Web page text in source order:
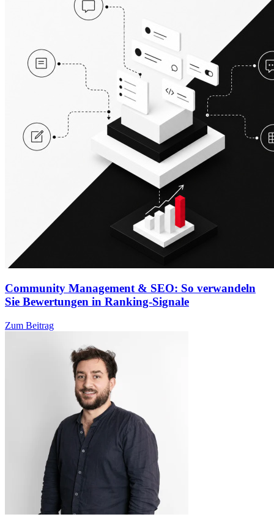
Community Management & SEO: So verwandeln
Sie Bewertungen in Ranking-Signale
Zum Beitrag